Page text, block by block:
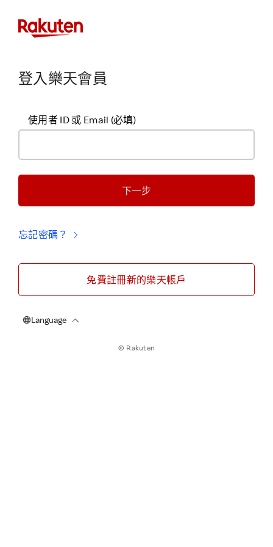
登入樂天會員
使用者 ID 或 Email (必填)
下一步
忘記密碼？
免費註冊新的樂天帳戶
© Rakuten